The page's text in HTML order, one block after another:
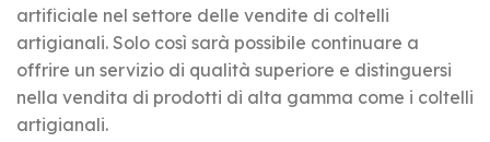
artificiale nel settore delle vendite di coltelli
artigianali. Solo così sarà possibile continuare a
offrire un servizio di qualità superiore e distinguersi
nella vendita di prodotti di alta gamma come i coltelli
artigianali.